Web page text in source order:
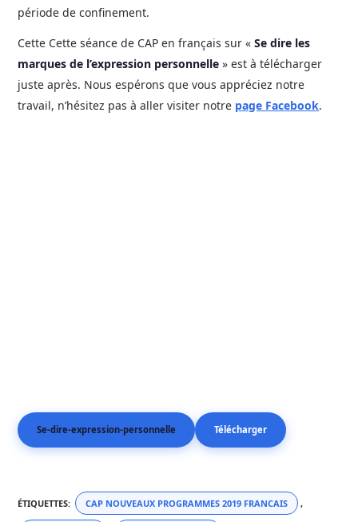
période de confinement.
Cette Cette séance de CAP en français sur «Se dire les
marques de l’expression personnelle » est à télécharger
juste après. Nous espérons que vous appréciez notre
travail, n’hésitez pas à aller visiter notre page Facebook.
Se-dire-expression-personnelle Télécharger
ÉTIQUETTES: CAP NOUVEAUX PROGRAMMES 2019 FRANCAIS ,